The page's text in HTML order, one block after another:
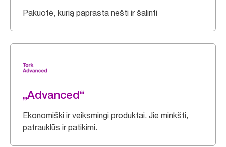
Pakuotė, kurią paprasta nešti ir šalinti
„Advanced“
Ekonomiški ir veiksmingi produktai. Jie minkšti,
patrauklūs ir patikimi.